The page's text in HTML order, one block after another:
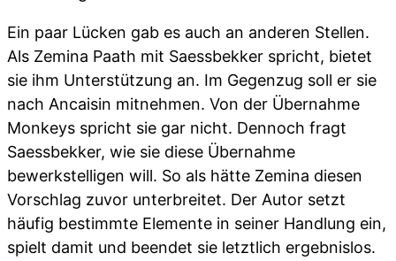
Ein paar Lücken gab es auch an anderen Stellen.
Als Zemina Paath mit Saessbekker spricht, bietet
sie ihm Unterstützung an. Im Gegenzug soll er sie
nach Ancaisin mitnehmen. Von der Übernahme
Monkeys spricht sie gar nicht. Dennoch fragt
Saessbekker, wie sie diese Übernahme
bewerkstelligen will. So als hätte Zemina diesen
Vorschlag zuvor unterbreitet. Der Autor setzt
häufig bestimmte Elemente in seiner Handlung ein,
spielt damit und beendet sie letztlich ergebnislos.